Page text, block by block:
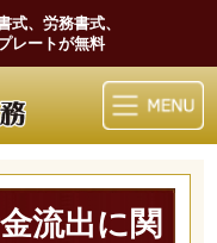
式、労務書式、
レートが無料
マイ法務
流出に関